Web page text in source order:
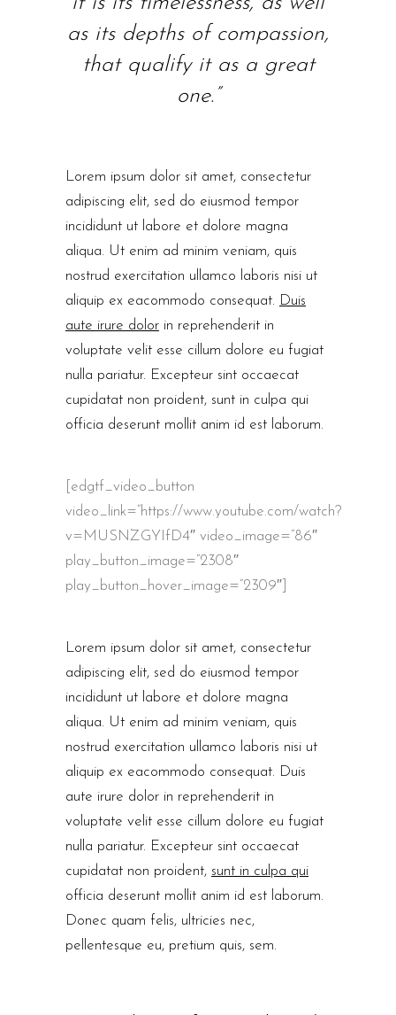
as its depths of compassion,
that qualify it as a great
one.”
Lorem ipsum dolor sit amet, consectetur
adipiscing elit, sed do eiusmod tempor
incididunt ut labore et dolore magna
aliqua. Ut enim ad minim veniam, quis
nostrud exercitation ullamco laboris nisi ut
aliquip ex eacommodo consequat. Duis
aute irure dolor in reprehenderit in
voluptate velit esse cillum dolore eu fugiat
nulla pariatur. Excepteur sint occaecat
cupidatat non proident, sunt in culpa qui
officia deserunt mollit anim id est laborum.
[edgtf_video_button
video_link=”https://www.youtube.com/watch?
v=MUSNZGYIfD4″ video_image=”86″
play_button_image=”2308″
play_button_hover_image=”2309″]
Lorem ipsum dolor sit amet, consectetur
adipiscing elit, sed do eiusmod tempor
incididunt ut labore et dolore magna
aliqua. Ut enim ad minim veniam, quis
nostrud exercitation ullamco laboris nisi ut
aliquip ex eacommodo consequat. Duis
aute irure dolor in reprehenderit in
voluptate velit esse cillum dolore eu fugiat
nulla pariatur. Excepteur sint occaecat
cupidatat non proident, sunt in culpa qui
officia deserunt mollit anim id est laborum.
Donec quam felis, ultricies nec,
pellentesque eu, pretium quis, sem.